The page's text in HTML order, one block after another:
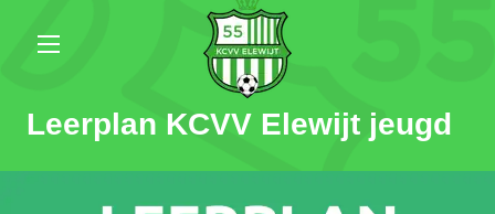
Leerplan KCVV Elewijt jeugd